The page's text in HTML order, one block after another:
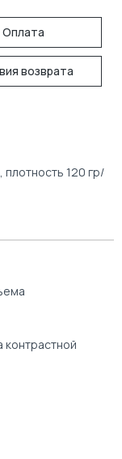
Оплата
возврата
120 гр/
контрастной